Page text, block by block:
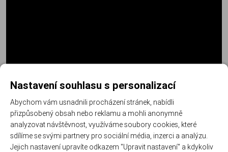
Nastavení souhlasu s personalizací
Abychom vám usnadnili procházení stránek, nabídli
přizpůsobený obsah nebo reklamu a mohli anonymně
analyzovat návštěvnost, využíváme soubory cookies, které
sdílíme se svými partnery pro sociální média, inzerci a analýzu.
Jejich nastavení upravíte odkazem "Upravit nastavení" a kdykoliv